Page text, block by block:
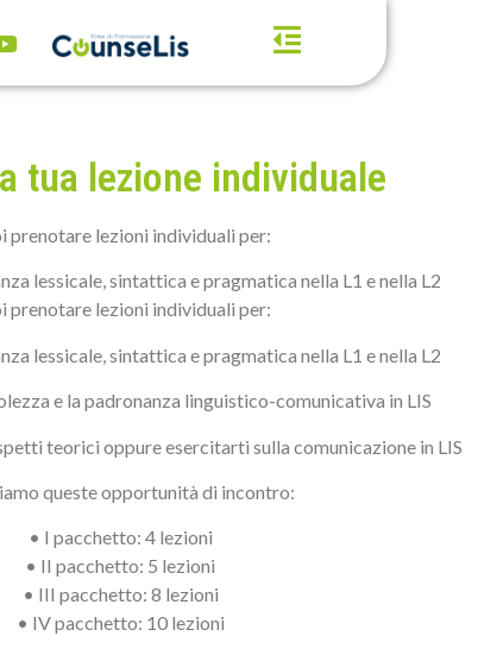
tua lezione individuale
prenotare lezioni individuali per:
lessicale, sintattica e pragmatica nella L1 e nella L2
prenotare lezioni individuali per:
lessicale, sintattica e pragmatica nella L1 e nella L2
e la padronanza linguistico-comunicativa in LIS
teorici oppure esercitarti sulla comunicazione in LIS
queste opportunità di incontro:
• I pacchetto: 4 lezioni
• II pacchetto: 5 lezioni
• III pacchetto: 8 lezioni
• IV pacchetto: 10 lezioni